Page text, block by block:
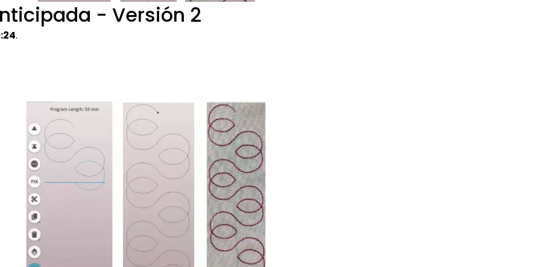
- Versión 2
.